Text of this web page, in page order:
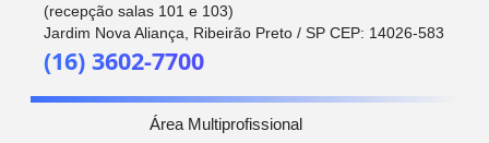
(recepção salas 101 e 103)
Jardim Nova Aliança, Ribeirão Preto / SP CEP: 14026-583
(16) 3602-7700
Área Multiprofissional